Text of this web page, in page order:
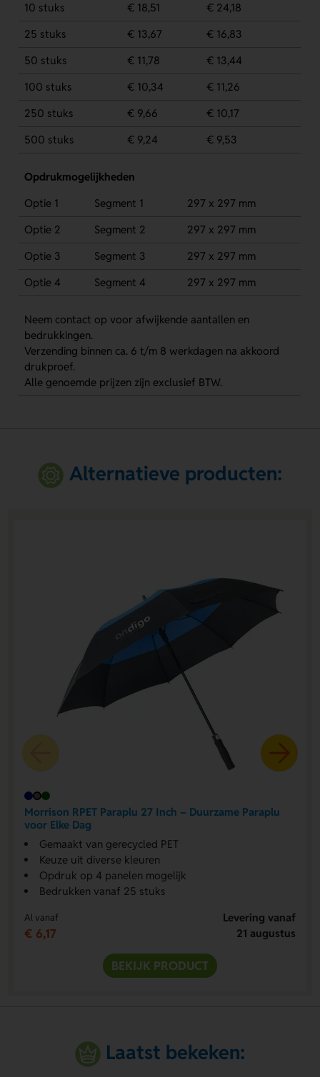
10 stuks € 18,51
€ 24,18
25 stuks
€ 13,67
€ 16,83
50 stuks
€ 11,78
€ 13,44
100 stuks
€ 10,34
€ 11,26
250 stuks
€ 9,66
€ 10,17
500 stuks
€ 9,24 € 9,53
Opdrukmogelijkheden
Optie 1
Segment 1
297 x 297 mm
Optie 2
Segment 2
297 x 297 mm
Optie 3
Segment 3
297 x 297 mm
Optie 4
Segment 4 297 x 297 mm
Neem contact op voor afwijkende aantallen en
bedrukkingen.
Verzending binnen ca. 6 t/m 8 werkdagen na akkoord
drukproef.
Alle genoemde prijzen zijn exclusief BTW.
Alternatieve producten:
Morrison RPET Paraplu 27 Inch – Duurzame Paraplu
voor Elke Dag
Gemaakt van gerecycled PET
Keuze uit diverse kleuren
Opdruk op 4 panelen mogelijk
Bedrukken vanaf 25 stuks
Al vanaf
€ 6,17
Levering vanaf
21 augustus
BEKIJK PRODUCT
Laatst bekeken: